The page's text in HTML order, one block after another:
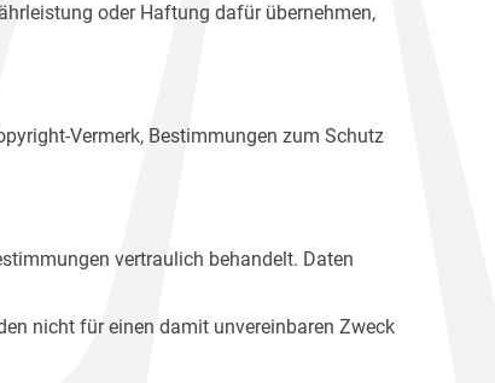
oder Haftung dafür übernehmen,
Vermerk, Bestimmungen zum Schutz
vertraulich behandelt. Daten
nicht für einen damit unvereinbaren Zweck